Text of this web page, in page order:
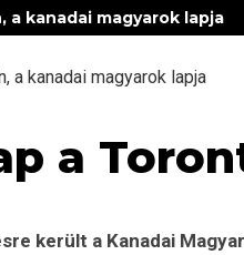
a kanadai magyarok lapja
a
került a Kanadai